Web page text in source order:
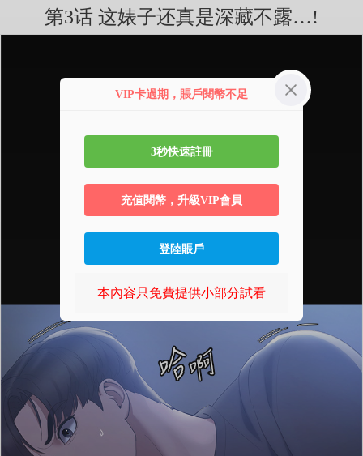
第3话 这婊子还真是深藏不露…!
VIP卡過期，賬戶閱幣不足
3秒快速註冊
充值閱幣，升級VIP會員
登陸賬戶
本內容只免費提供小部分試看